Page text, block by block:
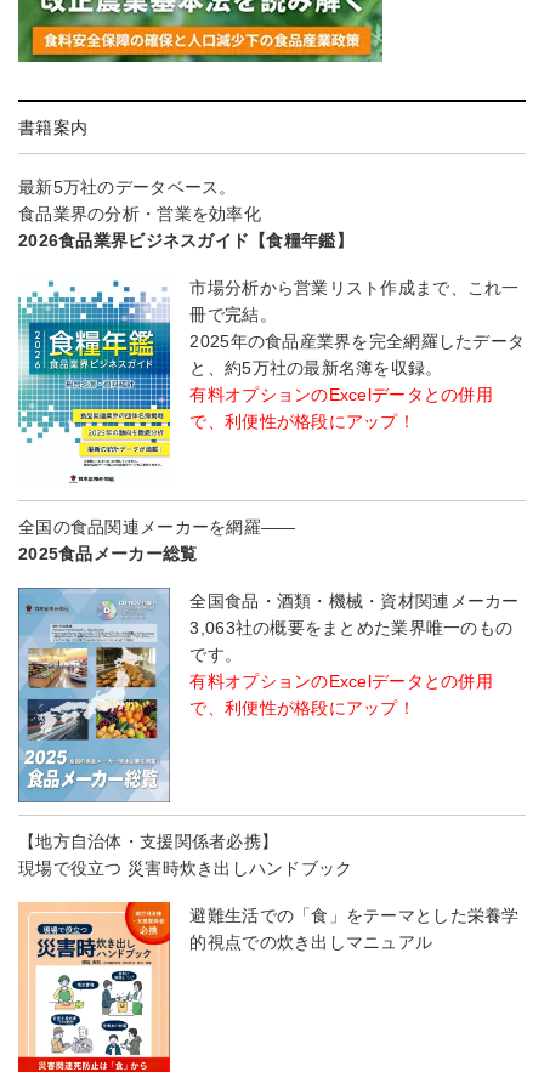
書籍案内
最新5万社のデータベース。
食品業界の分析・営業を効率化
2026食品業界ビジネスガイド【食糧年鑑】
市場分析から営業リスト作成まで、これ一
冊で完結。
2025年の食品産業界を完全網羅したデータ
と、約5万社の最新名簿を収録。
有料オプションのExcelデータとの併用
で、利便性が格段にアップ！
全国の食品関連メーカーを網羅――
2025食品メーカー総覧
全国食品・酒類・機械・資材関連メーカー
3,063社の概要をまとめた業界唯一のもの
です。
有料オプションのExcelデータとの併用
で、利便性が格段にアップ！
【地方自治体・支援関係者必携】
現場で役立つ 災害時炊き出しハンドブック
避難生活での「食」をテーマとした栄養学
的視点での炊き出しマニュアル